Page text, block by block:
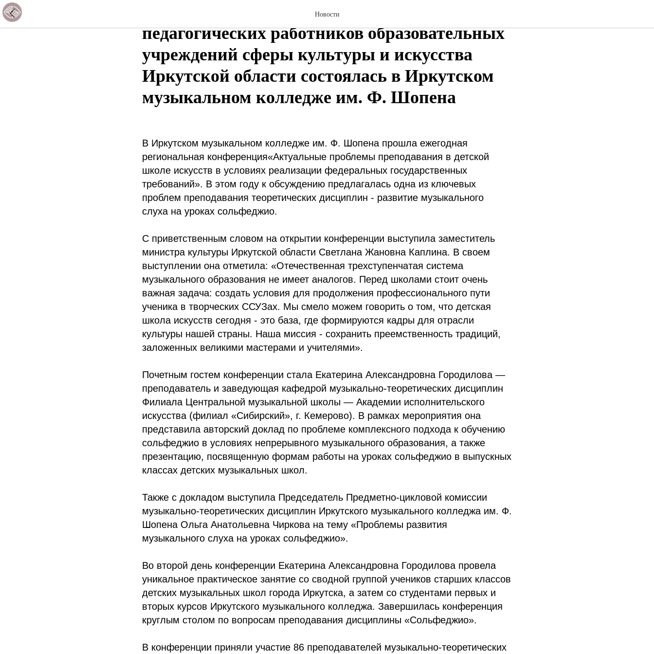
Новости
Ежегодная региональная конференция
педагогических работников образовательных
учреждений сферы культуры и искусства
Иркутской области состоялась в Иркутском
музыкальном колледже им. Ф. Шопена
В Иркутском музыкальном колледже им. Ф. Шопена прошла ежегодная
региональная конференция«Актуальные проблемы преподавания в детской
школе искусств в условиях реализации федеральных государственных
требований». В этом году к обсуждению предлагалась одна из ключевых
проблем преподавания теоретических дисциплин - развитие музыкального
слуха на уроках сольфеджио.
С приветственным словом на открытии конференции выступила заместитель
министра культуры Иркутской области Светлана Жановна Каплина. В своем
выступлении она отметила: «Отечественная трехступенчатая система
музыкального образования не имеет аналогов. Перед школами стоит очень
важная задача: создать условия для продолжения профессионального пути
ученика в творческих ССУЗах. Мы смело можем говорить о том, что детская
школа искусств сегодня - это база, где формируются кадры для отрасли
культуры нашей страны. Наша миссия - сохранить преемственность традиций,
заложенных великими мастерами и учителями».
Почетным гостем конференции стала Екатерина Александровна Городилова —
преподаватель и заведующая кафедрой музыкально-теоретических дисциплин
Филиала Центральной музыкальной школы — Академии исполнительского
искусства (филиал «Сибирский», г. Кемерово). В рамках мероприятия она
представила авторский доклад по проблеме комплексного подхода к обучению
сольфеджио в условиях непрерывного музыкального образования, а также
презентацию, посвященную формам работы на уроках сольфеджио в выпускных
классах детских музыкальных школ.
Также с докладом выступила Председатель Предметно-цикловой комиссии
музыкально-теоретических дисциплин Иркутского музыкального колледжа им. Ф.
Шопена Ольга Анатольевна Чиркова на тему «Проблемы развития
музыкального слуха на уроках сольфеджио».
Во второй день конференции Екатерина Александровна Городилова провела
уникальное практическое занятие со сводной группой учеников старших классов
детских музыкальных школ города Иркутска, а затем со студентами первых и
вторых курсов Иркутского музыкального колледжа. Завершилась конференция
круглым столом по вопросам преподавания дисциплины «Сольфеджио».
В конференции приняли участие 86 преподавателей музыкально-теоретических